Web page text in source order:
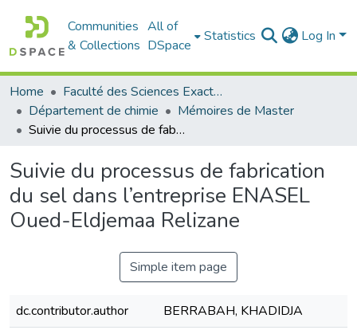
Communities
& Collections
All of
DSpace
Statistics Log In
Home
Faculté des Sciences Exactes et de l'Informatique
Département de chimie
Mémoires de Master
Suivie du processus de fabrication du sel dans l’entreprise ENASEL Oued-Eldjemaa Relizane
Suivie du processus de fabrication
du sel dans l’entreprise ENASEL
Oued-Eldjemaa Relizane
Simple item page
dc.contributor.author
BERRABAH, KHADIDJA